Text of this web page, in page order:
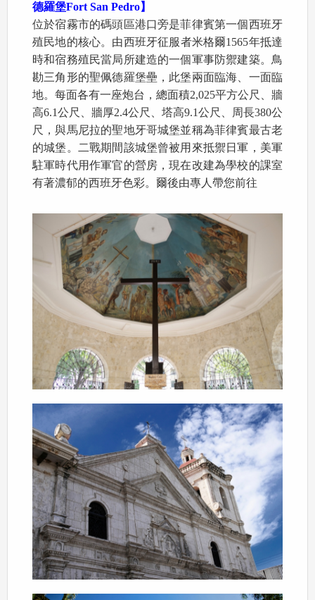
德羅堡Fort San Pedro】
位於宿霧市的碼頭區港口旁是菲律賓第一個西班牙
殖民地的核心。由西班牙征服者米格爾1565年抵達
時和宿務殖民當局所建造的一個軍事防禦建築。鳥
勘三角形的聖佩德羅堡壘，此堡兩面臨海、一面臨
地。每面各有一座炮台，總面積2,025平方公尺、牆
高6.1公尺、牆厚2.4公尺、塔高9.1公尺、周長380公
尺，與馬尼拉的聖地牙哥城堡並稱為菲律賓最古老
的城堡。二戰期間該城堡曾被用來抵禦日軍，美軍
駐軍時代用作軍官的營房，現在改建為學校的課室
有著濃郁的西班牙色彩。爾後由專人帶您前往